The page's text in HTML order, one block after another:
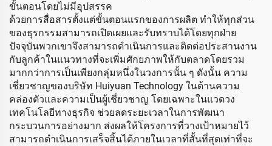
ขั้นตอนโดยไม่มีอุปสรรค
ด้วยการสื่อสารตั้งแต่ขั้นตอนแรกของการผลิต ทำให้ทุกส่วน
ของธุรกรรมสามารถเปิดเผยและรับทราบได้โดยทุกฝ่าย
ปัจจุบันพวกเขาจึงสามารถดำเนินการและติดต่อประสานงาน
กับลูกค้าในแนวทางที่จะเพิ่มศักยภาพให้กับตลาดโดยรวม
มากกว่าการเป็นเพียงกลุ่มหนึ่งในวงการนั้น ๆ ดังนั้น ความ
เชี่ยวชาญของบริษัท Huiyuan Technology ในด้านความ
คล่องตัวและความเป็นผู้เชี่ยวชาญ โดยเฉพาะในแวดวง
เทคโนโลยีทางธุรกิจ ช่วยลดระยะเวลาในการพัฒนา
กระบวนการอย่างมาก ส่งผลให้โครงการที่วางเป้าหมายไว้
สามารถดำเนินการเสร็จสิ้นได้ภายในเวลาที่สั้นที่สุดเท่าที่จะ